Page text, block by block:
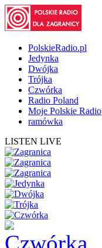
PolskieRadio.pl
Jedynka
Dwójka
Trójka
Czwórka
Radio Poland
Moje Polskie Radio
ramówka
LISTEN LIVE